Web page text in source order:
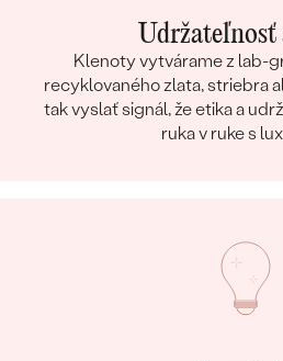
Udržateľnosť
Klenoty vytvárame z lab-
recyklovaného zlata, striebra
tak vyslať signál, že etika a
ruka v ruke s